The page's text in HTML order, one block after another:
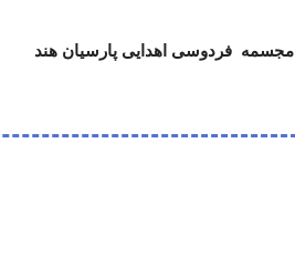
مجسمه فردوسی اهدایی پارسیان هند